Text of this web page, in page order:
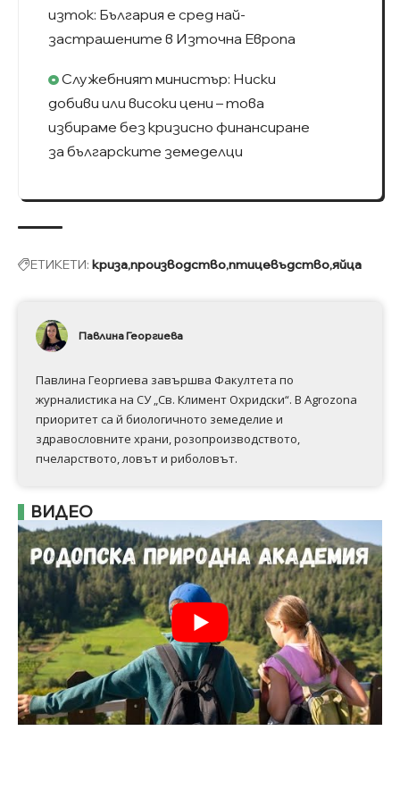
изток: България е сред най-
застрашените в Източна Европа
Служебният министър: Ниски
добиви или високи цени – това
избираме без кризисно финансиране
за българските земеделци
ЕТИКЕТИ: кризапроизводствоптицевъдствояйца
Павлина Георгиева
Павлина Георгиева завършва Факултета по
журналистика на СУ „Св. Климент Охридски“. В Аgrozona
приоритет са й биологичното земеделие и
здравословните храни, розопроизводството,
пчеларството, ловът и риболовът.
ВИДЕО